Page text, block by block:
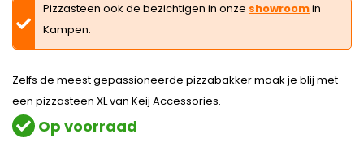
Pizzasteen ook de bezichtigen in onze showroomin
Kampen.
Zelfs de meest gepassioneerde pizzabakker maak je blij met
een pizzasteen XL van Keij Accessories.
Op voorraad